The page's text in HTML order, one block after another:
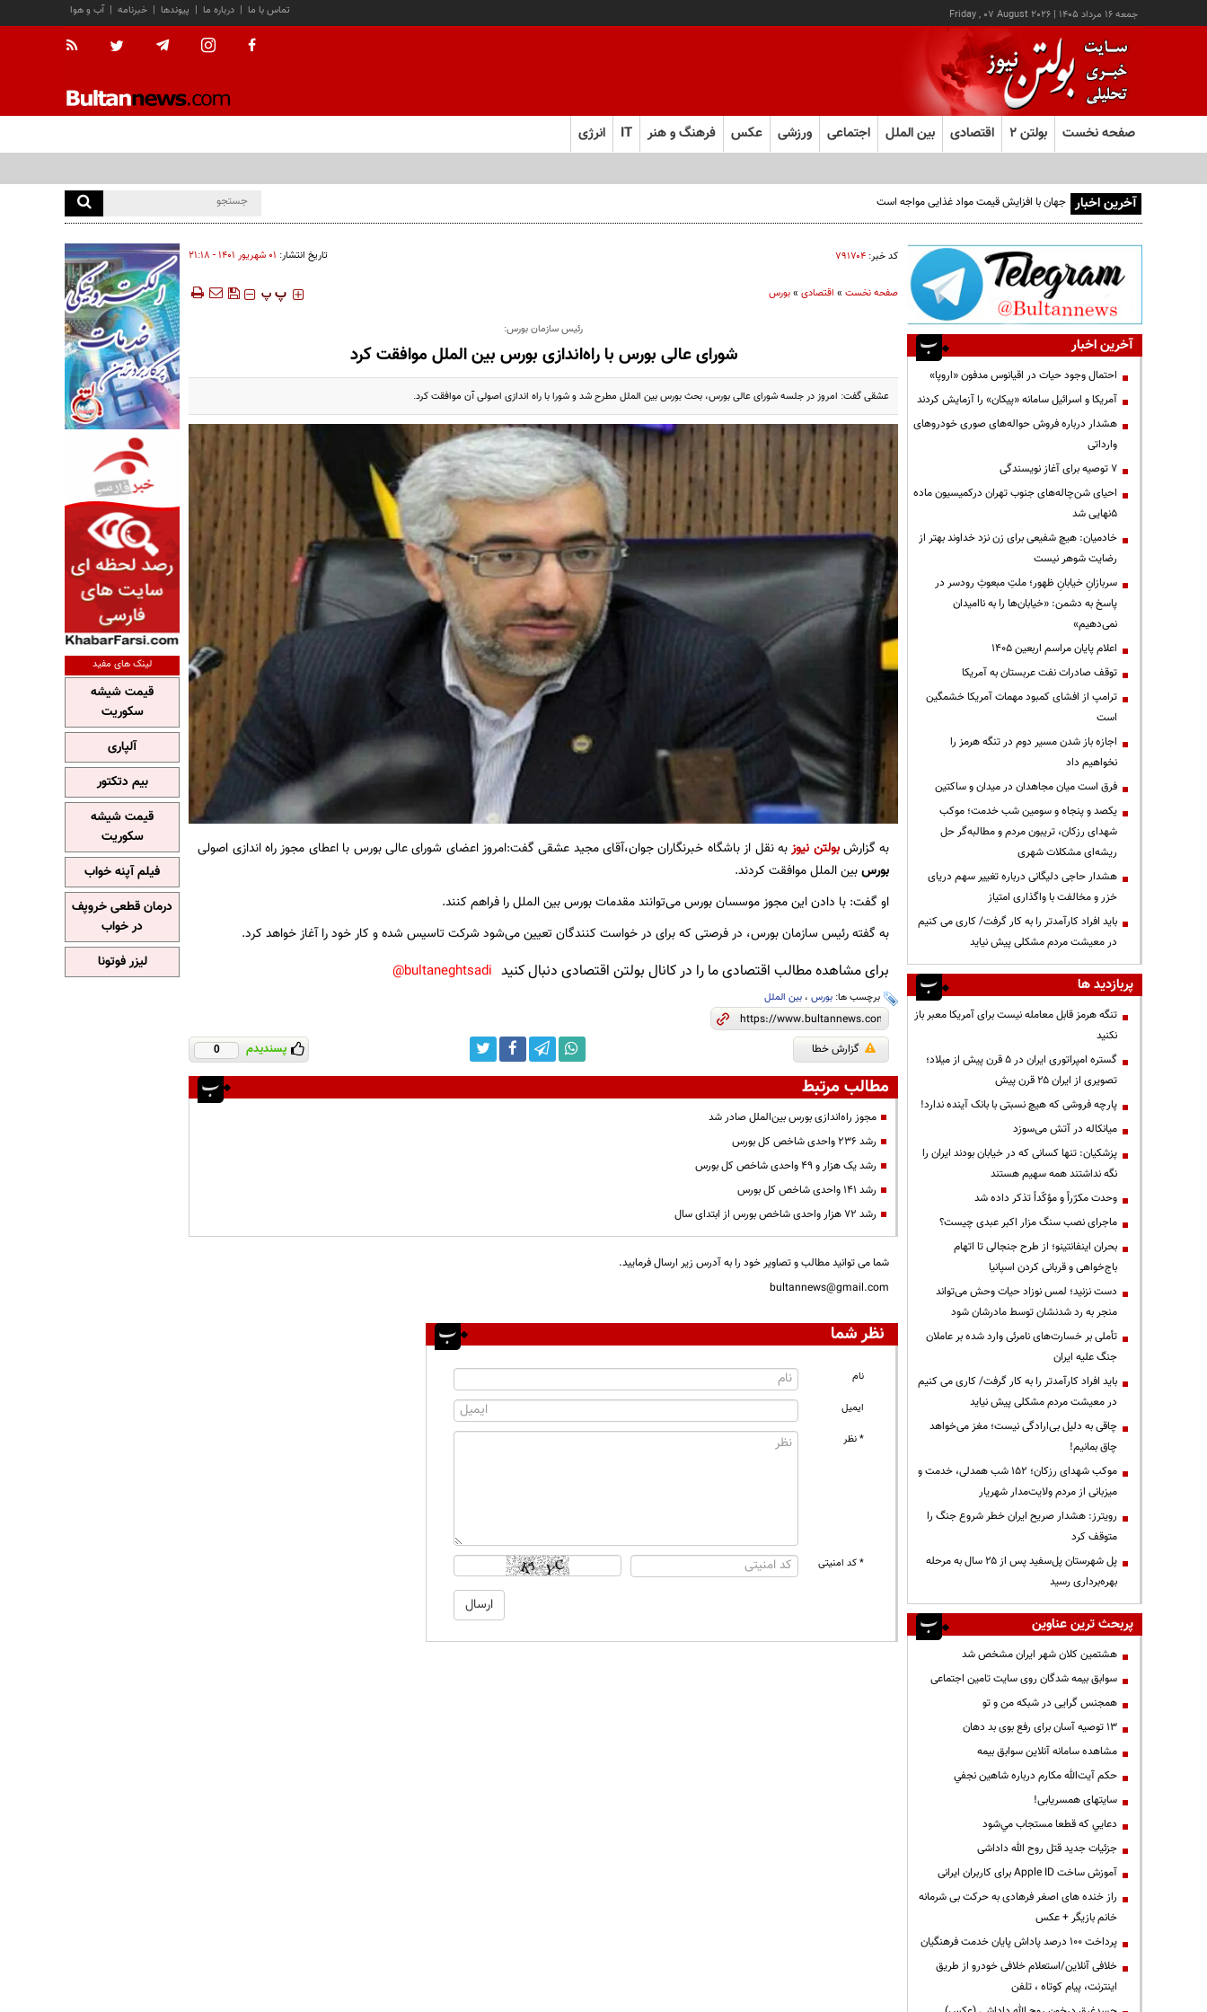
جمعه ۱۶ مرداد ۱۴۰۵ |
Friday , 07 August 2026 آب و هوا | خبرنامه | پیوندها | درباره ما | تماس با ما
صفحه نخست بولتن ۲ اقتصادی بین الملل اجتماعی ورزشی عکس فرهنگ و هنر IT انرژی
آخرین اخبار
کد خبر: ۷۹۱۷۰۴ تاریخ انتشار: ۰۱ شهريور ۱۴۰۱ - ۲۱:۱۸
صفحه نخست» اقتصادی»بورس ‍‍‍ پ پ
رئیس سازمان بورس:
شورای عالی بورس با راه‌اندازی بورس بین الملل موافقت کرد
عشقی گفت: امروز در جلسه شورای عالی بورس، بحث بورس بین الملل مطرح شد و شورا با راه اندازی اصولی آن موافقت کرد.
به گزارشبولتن نیوزبه نقل از باشگاه خبرنگاران جوان،آقای مجید عشقی گفت:امروز اعضای شورای عالی بورس با اعطای مجوز راه اندازی اصولی
بورسبین الملل موافقت کردند.
او گفت: با دادن این مجوز موسسان بورس می‌توانند مقدمات بورس بین الملل را فراهم کنند.
به گفته رئیس سازمان بورس، در فرصتی که برای در خواست کنندگان تعیین می‌شود شرکت تاسیس شده و کار خود را آغاز خواهد کرد.
برای مشاهده مطالب اقتصادی ما را در کانال بولتن اقتصادی دنبال کنید bultaneghtsadi@
برچسب ها: بورس، بین الملل
گزارش خطا پسندیدم 0
مطالب مرتبط
مجوز راه‌اندازی بورس بین‌الملل صادر شد
رشد ۲۳۶ واحدی شاخص کل بورس
رشد یک هزار و ۴۹ واحدی شاخص کل بورس
رشد ۱۴۱ واحدی شاخص کل بورس
رشد ۷۲ هزار واحدی شاخص بورس از ابتدای سال
شما می توانید مطالب و تصاویر خود را به آدرس زیر ارسال فرمایید.
bultannews@gmail.com
نظر شما
نام
ایمیل
* نظر
* کد امنیتی
آخرین اخبار
احتمال وجود حیات در اقیانوس مدفون «اروپا»
آمریکا و اسرائیل سامانه «پیکان» را آزمایش کردند
هشدار درباره فروش حواله‌های صوری خودروهای
وارداتی
۷ توصیه برای آغاز نویسندگی
احیای شن‌چاله‌های جنوب تهران درکمیسیون ماده
۵نهایی شد
خادمیان: هیچ شفیعی برای زن نزد خداوند بهتر از
رضایت شوهر نیست
سربازانِ خیابانِ ظهور؛ ملتِ مبعوثِ رودسر در
پاسخ به دشمن: «خیابان‌ها را به ناامیدان
نمی‌دهیم»
اعلام پایان مراسم اربعین ۱۴۰۵
توقف صادرات نفت عربستان به آمریکا
ترامپ از افشای کمبود مهمات آمریکا خشمگین
است
اجازه باز شدن مسیر دوم در تنگه هرمز را
نخواهیم داد
فرق است میان مجاهدان در میدان و ساکتین
یکصد و پنجاه و سومین شب خدمت؛ موکب
شهدای رزکان، تریبون مردم و مطالبه‌گر حل
ریشه‌ای مشکلات شهری
هشدار حاجی دلیگانی درباره تغییر سهم دریای
خزر و مخالفت با واگذاری امتیاز
باید افراد کارآمدتر را به کار گرفت/ کاری می کنیم
در معیشت مردم مشکلی پیش نیاید
پربازدید ها
تنگه هرمز قابل معامله نیست برای آمریکا معبر باز
نکنید
گستره امپراتوری ایران در ۵ قرن پیش از میلاد؛
تصویری از ایران ۲۵ قرن پیش
پارچه فروشی که هیچ نسبتی با بانک آینده ندارد!
میانکاله در آتش می‌سوزد
پزشکیان: تنها کسانی که در خیابان بودند ایران را
نگه نداشتند همه سهیم هستند
وحدت مکرّراً و مؤکّداً تذکر داده شد
ماجرای نصب سنگ مزار اکبر عبدی چیست؟
بحران اینفانتینو؛ از طرح جنجالی تا اتهام
باج‌خواهی و قربانی کردن اسپانیا
دست نزنید؛ لمس نوزاد حیات وحش می‌تواند
منجر به رد شدنشان توسط مادرشان شود
تأملی بر خسارت‌های نامرئی وارد شده بر عاملان
جنگ علیه ایران
باید افراد کارآمدتر را به کار گرفت/ کاری می کنیم
در معیشت مردم مشکلی پیش نیاید
چاقی به دلیل بی‌ارادگی نیست؛ مغز می‌خواهد
چاق بمانیم!
موکب شهدای رزکان؛ ۱۵۲ شب همدلی، خدمت و
میزبانی از مردم ولایت‌مدار شهریار
رویترز: هشدار صریح ایران خطر شروع جنگ را
متوقف کرد
پل شهرستان پل‌سفید پس از ۲۵ سال به مرحله
بهره‌برداری رسید
پربحث ترین عناوین
هشتمین کلان شهر ایران مشخص شد
سوابق بیمه شدگان روی سایت تامین اجتماعی
همجنس گرایی در شبکه من و تو
13 توصیه آسان برای رفع بوی بد دهان
مشاهده سامانه آنلاين سوابق بیمه
حكم آيت‌الله مكارم درباره شاهين نجفي
سایتهای همسریابی!
دعايي كه قطعا مستجاب مي‌شود
جزئیات جدید قتل روح الله داداشی
آموزش ساخت Apple ID برای کاربران ایرانی
راز خنده های اصغر فرهادی به حرکت بی شرمانه
خانم بازیگر + عکس
پرداخت ۱۰۰ درصد پاداش پایان خدمت فرهنگیان
خلافی آنلاین/استعلام خلافی خودرو از طریق
اینترنت، پیام کوتاه ، تلفن
لینک های مفید
قیمت شیشه
سکوریت
آلپاری
بیم دتکتور
قیمت شیشه
سکوریت
فیلم آپنه خواب
درمان قطعی خروپف
در خواب
لیزر فوتونا